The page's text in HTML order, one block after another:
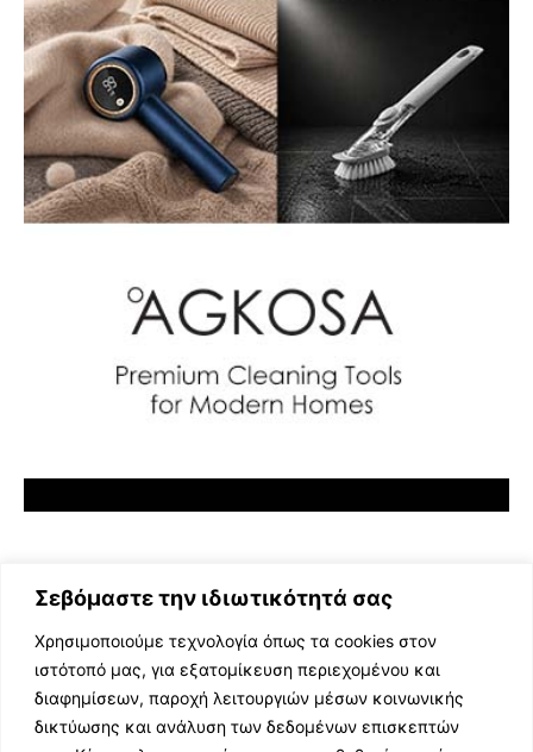
Σεβόμαστε την ιδιωτικότητά σας
Χρησιμοποιούμε τεχνολογία όπως τα cookies στον
ιστότοπό μας, για εξατομίκευση περιεχομένου και
διαφημίσεων, παροχή λειτουργιών μέσων κοινωνικής
δικτύωσης και ανάλυση των δεδομένων επισκεπτών
ΕΛΛΗΝΙΚΗ ΜΟΥΣΙΚΗ
TV SHOWS